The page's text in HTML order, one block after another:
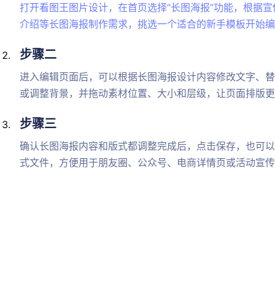
打开看图王图片设计，在首页选择“长图海报”功能，根据
介绍等长图海报制作需求，挑选一个适合的新手模板开始
步骤二
进入编辑页面后，可以根据长图海报设计内容修改文字、
或调整背景，并拖动素材位置、大小和层级，让页面排版
步骤三
确认长图海报内容和版式都调整完成后，点击保存，也可
式文件，方便用于朋友圈、公众号、电商详情页或活动宣